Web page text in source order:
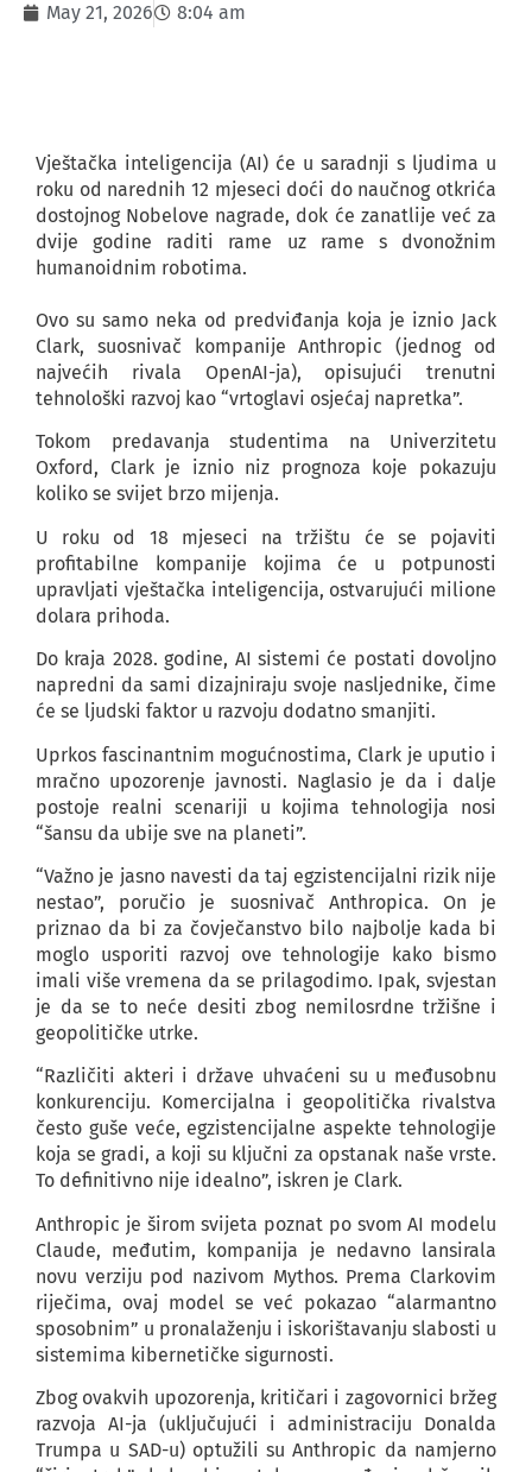
May 21, 2026 8:04 am
Vještačka inteligencija (AI) će u saradnji s ljudima u
roku od narednih 12 mjeseci doći do naučnog otkrića
dostojnog Nobelove nagrade, dok će zanatlije već za
dvije godine raditi rame uz rame s dvonožnim
humanoidnim robotima.
Ovo su samo neka od predviđanja koja je iznio Jack
Clark, suosnivač kompanije Anthropic (jednog od
najvećih rivala OpenAI-ja), opisujući trenutni
tehnološki razvoj kao “vrtoglavi osjećaj napretka”.
Tokom predavanja studentima na Univerzitetu
Oxford, Clark je iznio niz prognoza koje pokazuju
koliko se svijet brzo mijenja.
U roku od 18 mjeseci na tržištu će se pojaviti
profitabilne kompanije kojima će u potpunosti
upravljati vještačka inteligencija, ostvarujući milione
dolara prihoda.
Do kraja 2028. godine, AI sistemi će postati dovoljno
napredni da sami dizajniraju svoje nasljednike, čime
će se ljudski faktor u razvoju dodatno smanjiti.
Uprkos fascinantnim mogućnostima, Clark je uputio i
mračno upozorenje javnosti. Naglasio je da i dalje
postoje realni scenariji u kojima tehnologija nosi
“šansu da ubije sve na planeti”.
“Važno je jasno navesti da taj egzistencijalni rizik nije
nestao”, poručio je suosnivač Anthropica. On je
priznao da bi za čovječanstvo bilo najbolje kada bi
moglo usporiti razvoj ove tehnologije kako bismo
imali više vremena da se prilagodimo. Ipak, svjestan
je da se to neće desiti zbog nemilosrdne tržišne i
geopolitičke utrke.
“Različiti akteri i države uhvaćeni su u međusobnu
konkurenciju. Komercijalna i geopolitička rivalstva
često guše veće, egzistencijalne aspekte tehnologije
koja se gradi, a koji su ključni za opstanak naše vrste.
To definitivno nije idealno”, iskren je Clark.
Anthropic je širom svijeta poznat po svom AI modelu
Claude, međutim, kompanija je nedavno lansirala
novu verziju pod nazivom Mythos. Prema Clarkovim
riječima, ovaj model se već pokazao “alarmantno
sposobnim” u pronalaženju i iskorištavanju slabosti u
sistemima kibernetičke sigurnosti.
Zbog ovakvih upozorenja, kritičari i zagovornici bržeg
razvoja AI-ja (uključujući i administraciju Donalda
Trumpa u SAD-u) optužili su Anthropic da namjerno